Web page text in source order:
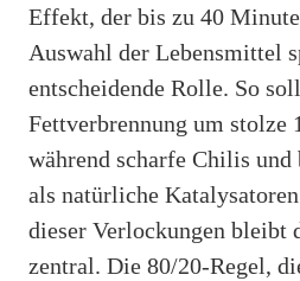
Effekt, der bis zu 40
Auswahl der Lebensmittel
entscheidende Rolle. So
Fettverbrennung um stolze
während scharfe Chilis
als natürliche
dieser Verlockungen bleibt
zentral. Die 80/20-Regel,